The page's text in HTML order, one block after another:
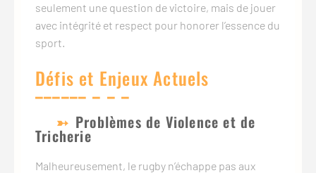
seulement une question de victoire, mais de jouer
avec intégrité et respect pour honorer l’essence du
sport.
Défis et Enjeux Actuels
Problèmes de Violence et de
Tricherie
Malheureusement, le rugby n’échappe pas aux